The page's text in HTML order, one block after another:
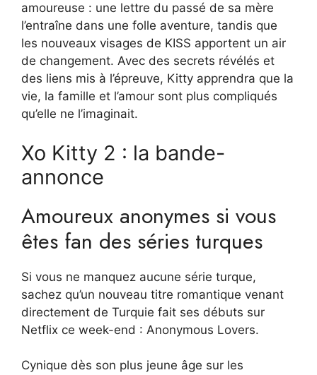
amoureuse : une lettre du passé de sa mère
l’entraîne dans une folle aventure, tandis que
les nouveaux visages de KISS apportent un air
de changement. Avec des secrets révélés et
des liens mis à l’épreuve, Kitty apprendra que la
vie, la famille et l’amour sont plus compliqués
qu’elle ne l’imaginait.
Xo Kitty 2 : la bande-
annonce
Amoureux anonymes si vous
êtes fan des séries turques
Si vous ne manquez aucune série turque,
sachez qu’un nouveau titre romantique venant
directement de Turquie fait ses débuts sur
Netflix ce week-end : Anonymous Lovers.
Cynique dès son plus jeune âge sur les